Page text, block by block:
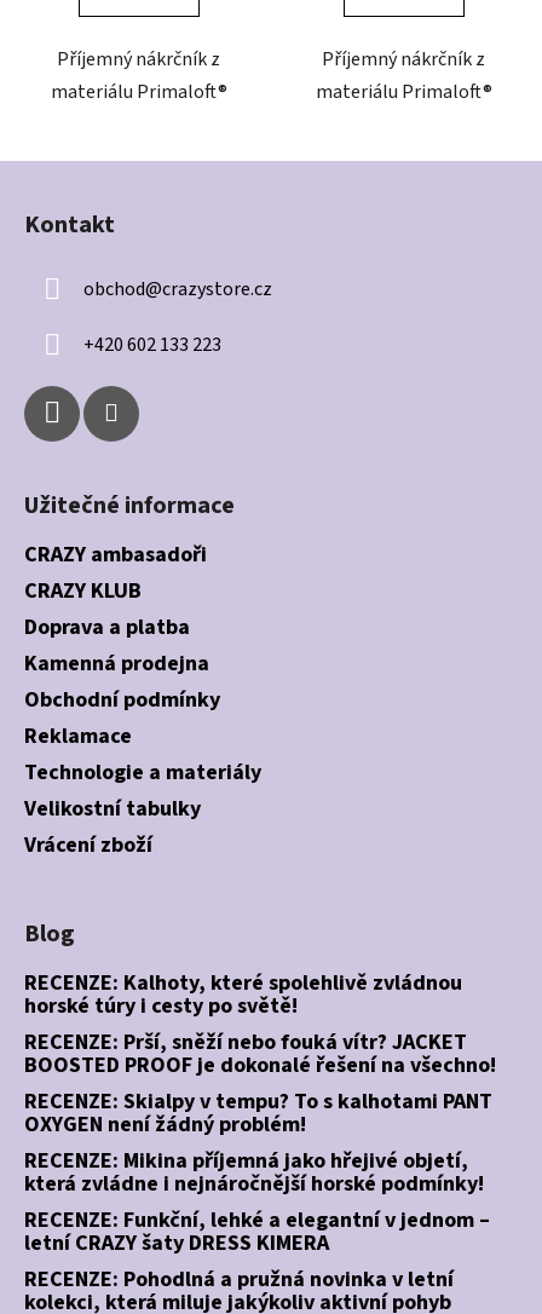
Příjemný nákrčník z
materiálu Primaloft®
Příjemný nákrčník z
materiálu Primaloft®
Z
Kontakt
obchod@crazystore.cz
+420 602 133 223
Užitečné informace
CRAZY ambasadoři
CRAZY KLUB
Doprava a platba
Kamenná prodejna
Obchodní podmínky
Reklamace
Technologie a materiály
Velikostní tabulky
Vrácení zboží
Blog
RECENZE: Kalhoty, které spolehlivě zvládnou
horské túry i cesty po světě!
RECENZE: Prší, sněží nebo fouká vítr? JACKET
BOOSTED PROOF je dokonalé řešení na všechno!
RECENZE: Skialpy v tempu? To s kalhotami PANT
OXYGEN není žádný problém!
RECENZE: Mikina příjemná jako hřejivé objetí,
která zvládne i nejnáročnější horské podmínky!
RECENZE: Funkční, lehké a elegantní v jednom –
letní CRAZY šaty DRESS KIMERA
RECENZE: Pohodlná a pružná novinka v letní
kolekci, která miluje jakýkoliv aktivní pohyb